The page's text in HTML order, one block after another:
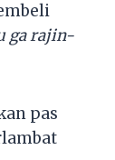
ga rajin-
pas